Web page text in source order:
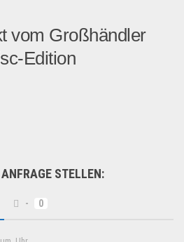
vom Großhändler
Edition
STELLEN:
- 0